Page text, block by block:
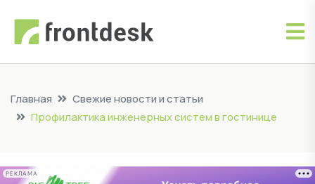
Главная
Свежие новости и статьи
Профилактика инженерных систем в гостинице
РЕКЛАМА